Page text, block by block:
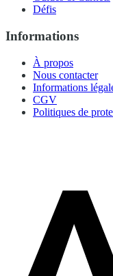
Défis
Informations
À propos
Nous contacter
Informations
CGV
Politiques de